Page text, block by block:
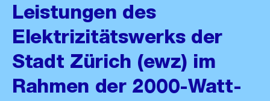
Leistungen des
Elektrizitätswerks der
Stadt Zürich (ewz) im
Rahmen der 2000-Watt-